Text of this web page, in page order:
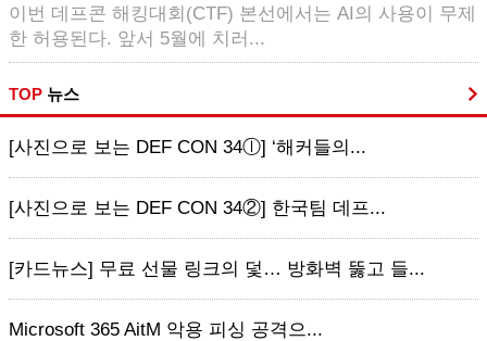
이번 데프콘 해킹대회(CTF) 본선에서는 AI의 사용이 무제
한 허용된다. 앞서 5월에 치러...
TOP 뉴스
[사진으로 보는 DEF CON 34ⓛ] ‘해커들의...
[사진으로 보는 DEF CON 34②] 한국팀 데프...
[카드뉴스] 무료 선물 링크의 덫… 방화벽 뚫고 들...
Microsoft 365 AitM 악용 피싱 공격으...